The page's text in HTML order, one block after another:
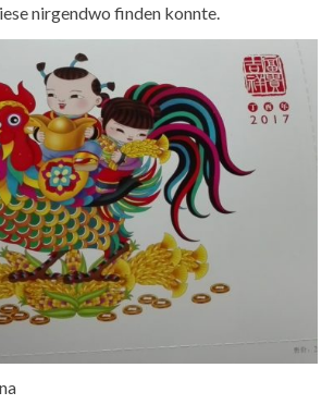
nirgendwo finden konnte.